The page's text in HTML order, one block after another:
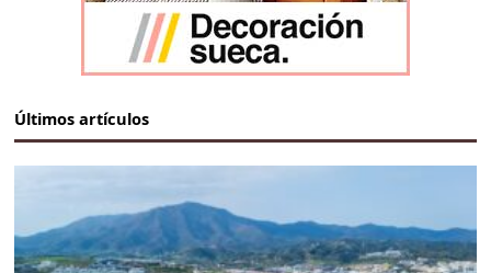
Últimos artículos